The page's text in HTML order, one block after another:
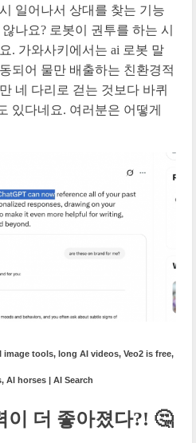
일어나서 상대를 찾는 기능
나요? 로봇이 권투를 하는 시
. 가와사키에서는 ai 로봇 말
되어 물만 배출하는 친환경적
네 다리로 걷는 것보다 바퀴
있다네요. 여러분은 어떻게
image tools, long AI videos, Veo2 is free,
AI horses | AI Search
이 더 좋아졌다?! 🤔